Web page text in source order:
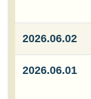
2026.06.02
2026.06.01